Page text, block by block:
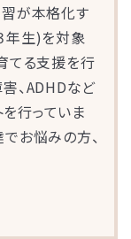
習が本格化す
年生)を対象
てる支援を行
、ADHDなど
行っていま
お悩みの方、